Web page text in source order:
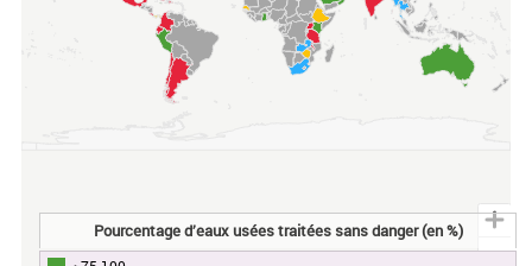
Pourcentage d’eaux usées traitées sans danger (en %)